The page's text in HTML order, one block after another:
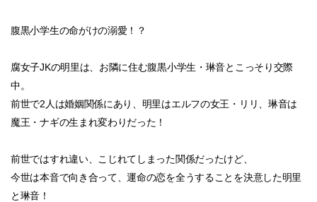
腹黒小学生の命がけの溺愛！？
腐女子JKの明里は、お隣に住む腹黒小学生・琳音とこっそり交際
中。
前世で2人は婚姻関係にあり、明里はエルフの女王・リリ、琳音は
魔王・ナギの生まれ変わりだった！
前世ではすれ違い、こじれてしまった関係だったけど、
今世は本音で向き合って、運命の恋を全うすることを決意した明里
と琳音！